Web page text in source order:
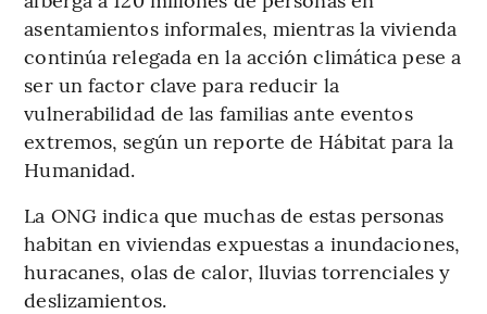
asentamientos informales, mientras la vivienda
continúa relegada en la acción climática pese a
ser un factor clave para reducir la
vulnerabilidad de las familias ante eventos
extremos, según un reporte de Hábitat para la
Humanidad.
La ONG indica que muchas de estas personas
habitan en viviendas expuestas a inundaciones,
huracanes, olas de calor, lluvias torrenciales y
deslizamientos.